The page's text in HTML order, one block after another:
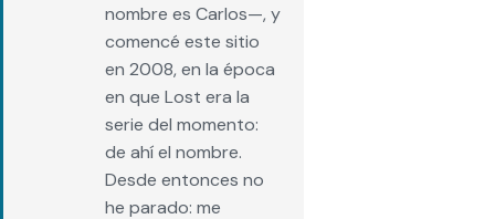
nombre es Carlos—, y
comencé este sitio
en 2008, en la época
en que Lost era la
serie del momento:
de ahí el nombre.
Desde entonces no
he parado: me